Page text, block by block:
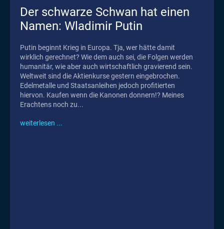
Der schwarze Schwan hat einen
Namen: Wladimir Putin
Putin beginnt Krieg in Europa. Tja, wer hätte damit
wirklich gerechnet? Wie dem auch sei, die Folgen werden
humanitär, wie aber auch wirtschaftlich gravierend sein.
Weltweit sind die Aktienkurse gestern eingebrochen.
Edelmetalle und Staatsanleihen jedoch profitierten
hiervon. Kaufen wenn die Kanonen donnern!? Meines
Erachtens noch zu...
weiterlesen ...